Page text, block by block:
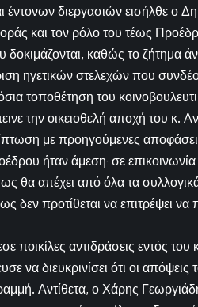
έντονων διεργασιών εισήλθε ο
και τον ρόλο του τέως
καθώς το ζήτημα
ηγετικών στελεχών που
τοποθέτηση του
την οικειοθελή αποχή του κ.
με προηγούμενες
ήταν άμεση· σε
θα απέχει από όλα τα
δεν προτίθεται να επιτρέψει
ποικίλες αντιδράσεις εντός
να διευκρινίσει ότι οι
Αντίθετα, ο Χάρης